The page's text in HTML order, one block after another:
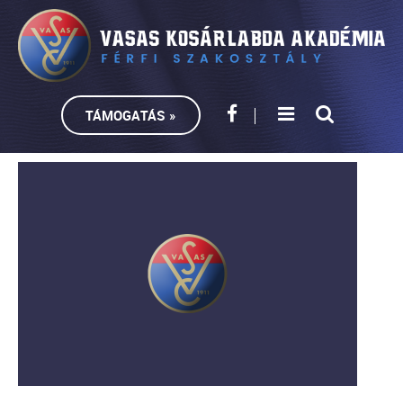
TÁMOGATÁS »